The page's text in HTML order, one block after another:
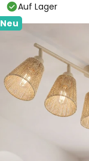
Auf Lager
Neu